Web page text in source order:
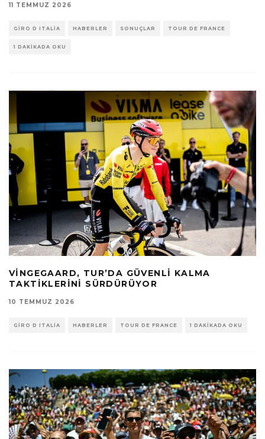
11 TEMMUZ 2026
GIRO D ITALIA HABERLER SONUÇLAR TOUR DE FRANCE
1 DAKIKADA OKU
VINGEGAARD, TUR’DA GÜVENLI KALMA
TAKTIKLERINI SÜRDÜRÜYOR
10 TEMMUZ 2026
GIRO D ITALIA HABERLER TOUR DE FRANCE 1 DAKIKADA OKU